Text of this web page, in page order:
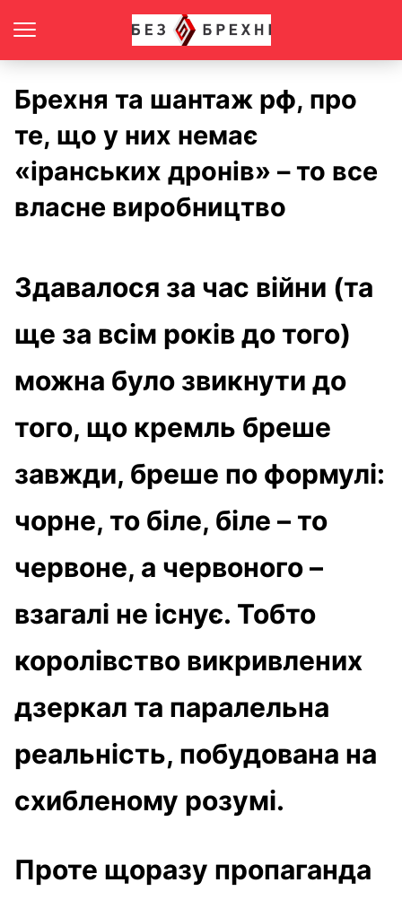
Брехня та шантаж рф, про
те, що у них немає
«іранських дронів» – то все
власне виробництво
Здавалося за час війни (та
ще за всім років до того)
можна було звикнути до
того, що кремль бреше
завжди, бреше по формулі:
чорне, то біле, біле – то
червоне, а червоного –
взагалі не існує. Тобто
королівство викривлених
дзеркал та паралельна
реальність, побудована на
схибленому розумі.
Проте щоразу пропаганда